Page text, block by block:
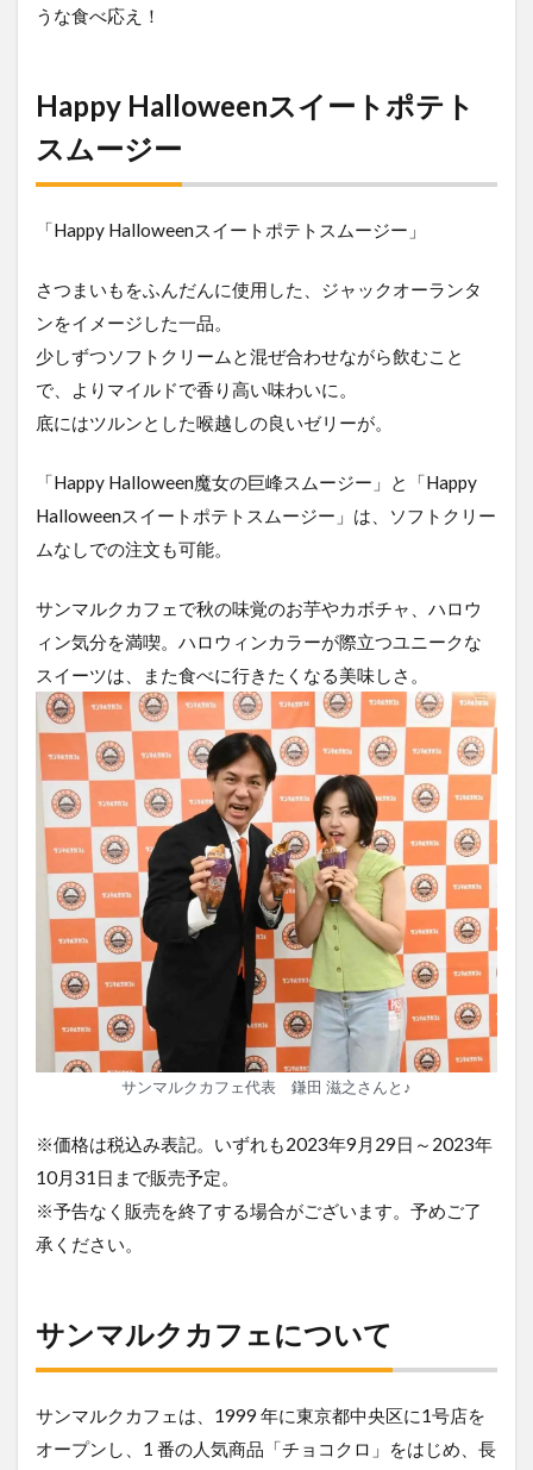
うな食べ応え！
Happy Halloweenスイートポテト
スムージー
「Happy Halloweenスイートポテトスムージー」
さつまいもをふんだんに使用した、ジャックオーランタ
ンをイメージした一品。
少しずつソフトクリームと混ぜ合わせながら飲むこと
で、よりマイルドで香り高い味わいに。
底にはツルンとした喉越しの良いゼリーが。
「Happy Halloween魔女の巨峰スムージー」と「Happy
Halloweenスイートポテトスムージー」は、ソフトクリー
ムなしでの注文も可能。
サンマルクカフェで秋の味覚のお芋やカボチャ、ハロウ
ィン気分を満喫。ハロウィンカラーが際立つユニークな
スイーツは、また食べに行きたくなる美味しさ。
サンマルクカフェ代表 鎌田 滋之さんと♪
※価格は税込み表記。いずれも2023年9月29日～2023年
10月31日まで販売予定。
※予告なく販売を終了する場合がございます。予めご了
承ください。
サンマルクカフェについて
サンマルクカフェは、1999 年に東京都中央区に1号店を
オープンし、1 番の人気商品「チョコクロ」をはじめ、⻑